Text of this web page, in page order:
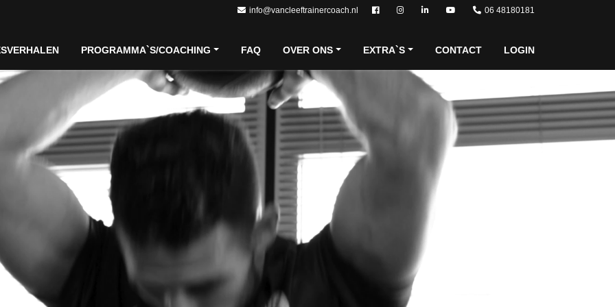
info@vancleeftrainercoach.nl 06 48180181
PROGRAMMA`S/COACHING FAQ OVER ONS EXTRA`S CONTACT LOGIN